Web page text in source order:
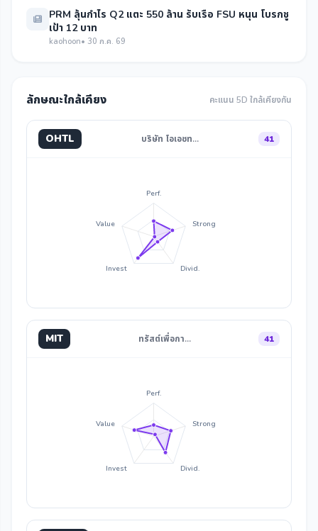
PRM ลุ้นกำไร Q2 แตะ 550 ล้าน รับเรือ FSU หนุน โบรกชู
เป้า 12 บาท
kaohoon• 30 ก.ค. 69
ลักษณะใกล้เคียง คะแนน 5D ใกล้เคียงกัน
OHTL บริษัท โอเอชท… 41
Perf.
Strong
Divid.
Invest
Value
MIT ทรัสต์เพื่อกา… 41
Perf.
Strong
Divid.
Invest
Value